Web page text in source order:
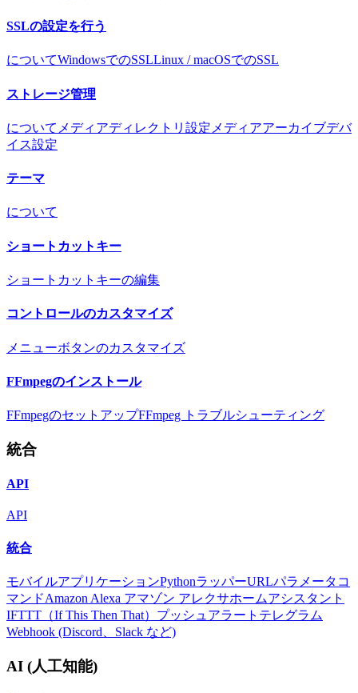
SSLの設定を行う
についてWindowsでのSSLLinux / macOSでのSSL
ストレージ管理
について メディアディレクトリ設定 メディアアーカイブデバ
イス設定
テーマ
について
ショートカットキー
ショートカットキーの編集
コントロールのカスタマイズ
メニューボタンのカスタマイズ
FFmpegのインストール
FFmpegのセットアップFFmpeg トラブルシューティング
統合
API
API
統合
モバイルアプリケーションPythonラッパーURLパラメータ コ
マンドAmazon Alexa アマゾン アレクサホームアシスタント
IFTTT（If This Then That） プッシュアラート テレグラム
Webhook (Discord、Slack など)
AI (人工知能)